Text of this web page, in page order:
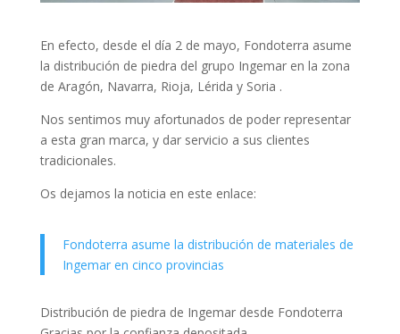
En efecto, desde el día 2 de mayo, Fondoterra asume
la distribución de piedra del grupo Ingemar en la zona
de Aragón, Navarra, Rioja, Lérida y Soria .
Nos sentimos muy afortunados de poder representar
a esta gran marca, y dar servicio a sus clientes
tradicionales.
Os dejamos la noticia en este enlace:
Fondoterra asume la distribución de materiales de
Ingemar en cinco provincias
Distribución de piedra de Ingemar desde Fondoterra